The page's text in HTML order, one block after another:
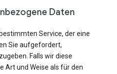
Daten
Service, der eine
Sie aufgefordert,
Falls wir diese
Art und Weise als für den